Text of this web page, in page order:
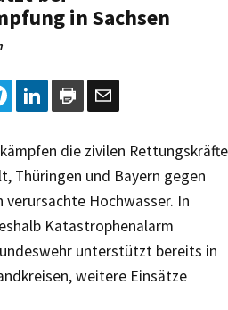
in Sachsen
die zivilen Rettungskräfte
Thüringen und Bayern gegen
verursachte Hochwasser. In
Katastrophenalarm
unterstützt bereits in
weitere Einsätze